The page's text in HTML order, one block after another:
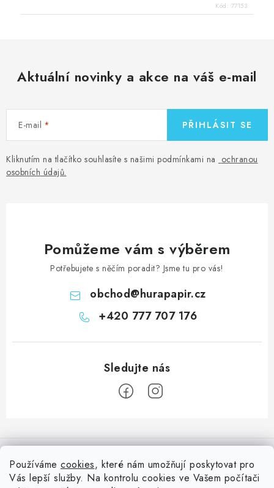
Používáme cookies, které nám umožňují poskytovat pro
Vás lepší služby. Na kontrolu cookies ve Vašem počítači
Kód: 77153
Aktuální novinky a akce na váš e-mail
E-mail
Kliknutím na tlačítko souhlasíte s našimi podmínkami na ochranou
osobních údajů.
PŘIHLÁSIT SE
Pomůžeme vám s výběrem
Potřebujete s něčím poradit? Jsme tu pro vás!
obchod@hurapapir.cz
+420 777 707 176
á
Doprava